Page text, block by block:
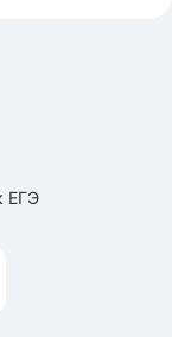
ЕГЭ